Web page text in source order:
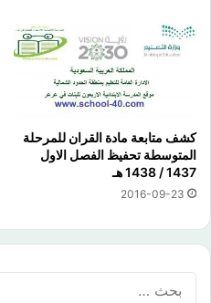
كشف متابعة مادة القران للمرحلة
المتوسطة تحفيظ الفصل الاول
1437 / 1438 هـ
2016-09-23